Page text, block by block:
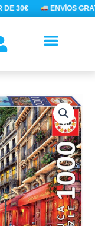
DE 30€ ENVÍOS